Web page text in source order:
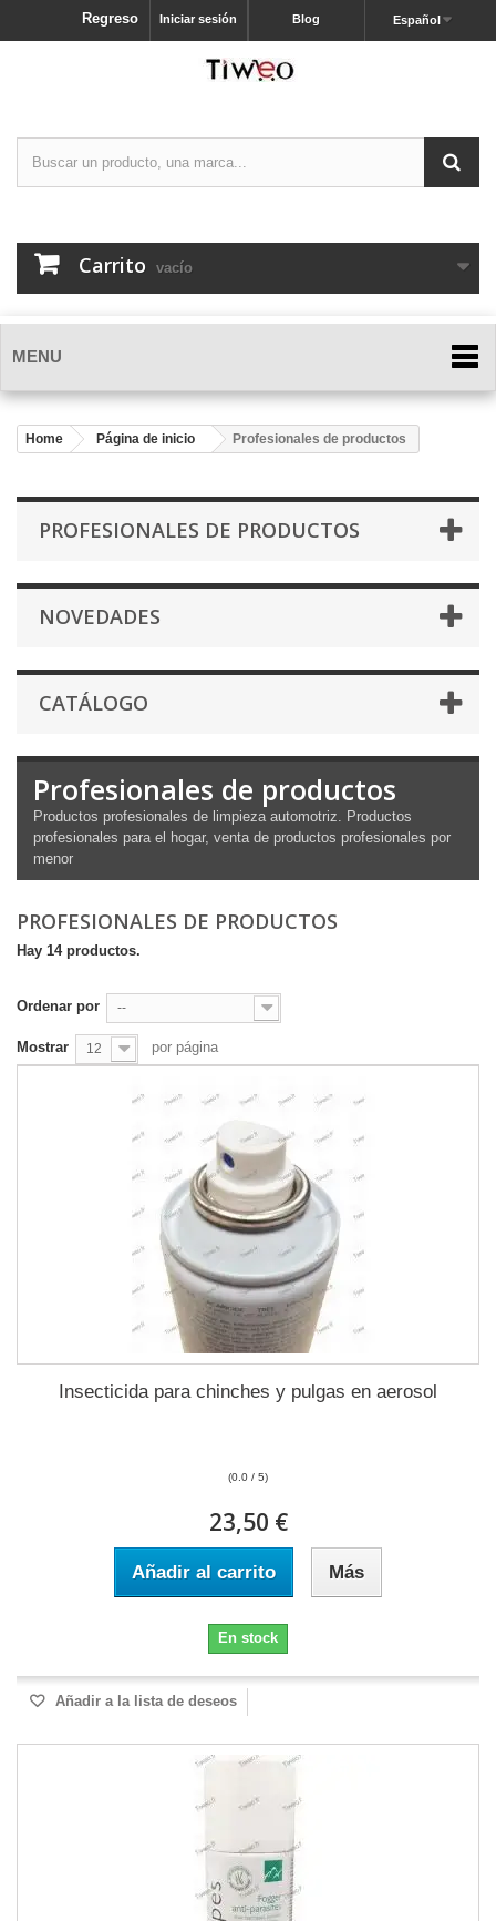
Español
Blog
Iniciar sesión
Regreso
Carrito vacío
MENU
Home Página de inicio Profesionales de productos
PROFESIONALES DE PRODUCTOS
NOVEDADES
CATÁLOGO
Profesionales de productos
Productos profesionales de limpieza automotriz. Productos
profesionales para el hogar, venta de productos profesionales por
menor
PROFESIONALES DE PRODUCTOS
Hay 14 productos.
Ordenar por --
Mostrar 12 por página
Insecticida para chinches y pulgas en aerosol
(0.0 / 5)
23,50 €
Añadir al carrito Más
En stock
Añadir a la lista de deseos